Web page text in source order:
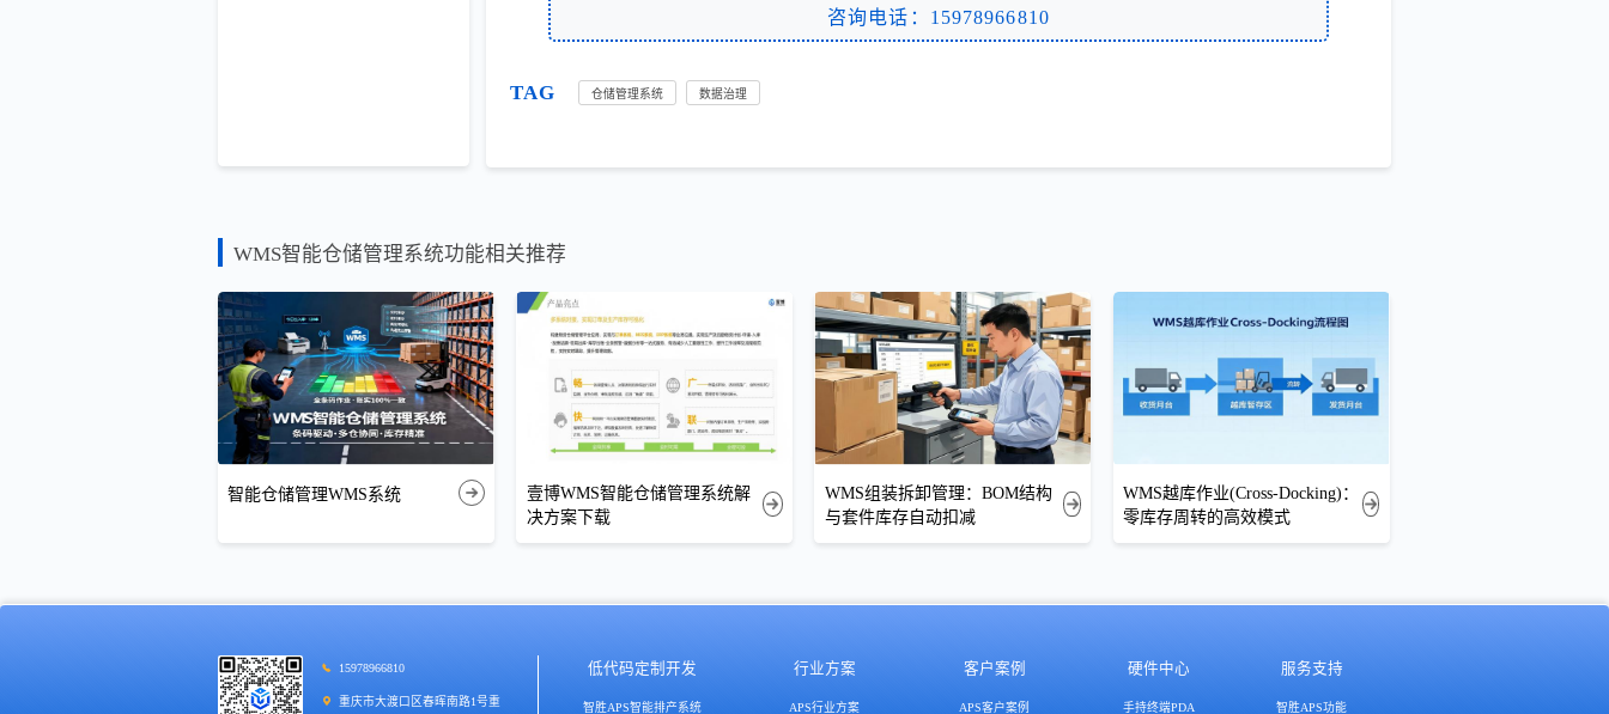
咨询电话：15978966810
TAG 仓储管理系统 数据治理
WMS智能仓储管理系统功能相关推荐
智能仓储管理WMS系统
壹博WMS智能仓储管理系统解
决方案下载
WMS组装拆卸管理：BOM结构
与套件库存自动扣减
WMS越库作业(Cross-Docking)：
零库存周转的高效模式
15978966810
重庆市大渡口区春晖南路1号重
低代码定制开发
智胜APS智能排产系统
行业方案
APS行业方案
客户案例
APS客户案例
硬件中心
手持终端PDA
服务支持
智胜APS功能